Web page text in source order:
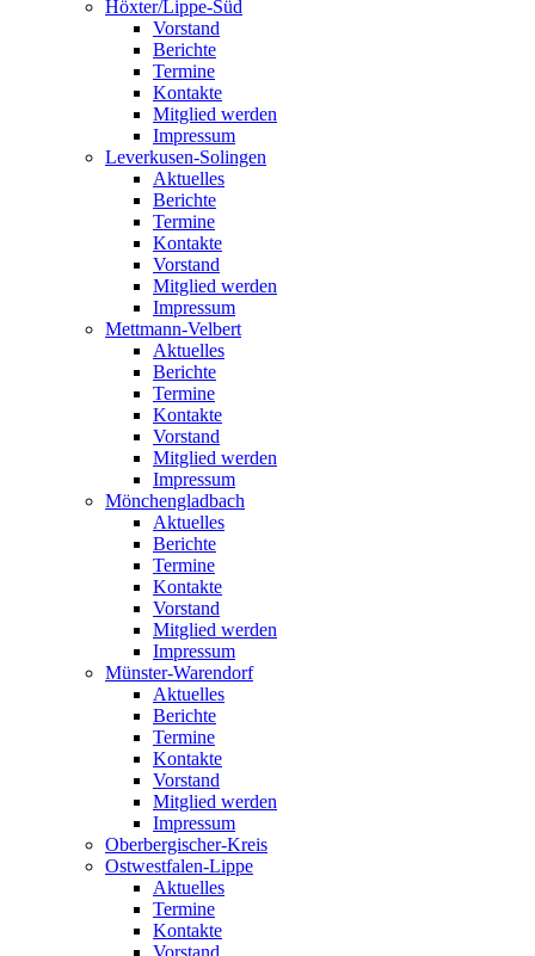
Höxter/Lippe-Süd
Vorstand
Berichte
Termine
Kontakte
Mitglied werden
Impressum
Leverkusen-Solingen
Aktuelles
Berichte
Termine
Kontakte
Vorstand
Mitglied werden
Impressum
Mettmann-Velbert
Aktuelles
Berichte
Termine
Kontakte
Vorstand
Mitglied werden
Impressum
Mönchengladbach
Aktuelles
Berichte
Termine
Kontakte
Vorstand
Mitglied werden
Impressum
Münster-Warendorf
Aktuelles
Berichte
Termine
Kontakte
Vorstand
Mitglied werden
Impressum
Oberbergischer-Kreis
Ostwestfalen-Lippe
Aktuelles
Termine
Kontakte
Vorstand